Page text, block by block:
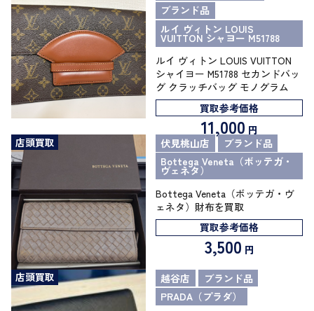
ブランド品
ルイ ヴィトン LOUIS
VUITTON シャヨー M51788
ルイ ヴィトン LOUIS VUITTON
シャイヨー M51788 セカンドバッ
グ クラッチバッグ モノグラム
買取参考価格
11,000 円
店頭買取
伏見桃山店
ブランド品
Bottega Veneta（ボッテガ・
ヴェネタ）
Bottega Veneta（ボッテガ・ヴ
ェネタ）財布を買取
買取参考価格
3,500 円
店頭買取
越谷店
ブランド品
PRADA（プラダ）